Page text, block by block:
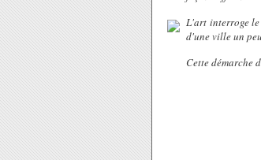
L'art interroge
d'une ville un
Cette démarche